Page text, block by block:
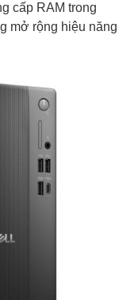
cấp RAM trong
mở rộng hiệu năng